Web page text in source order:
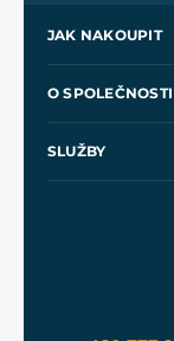
JAK NAKOUPIT
Velkoobchod
O SPOLEČNOSTI
SLUŽBY
Meče pro